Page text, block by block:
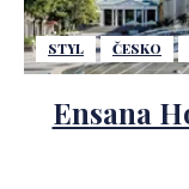
STYL ČESKO